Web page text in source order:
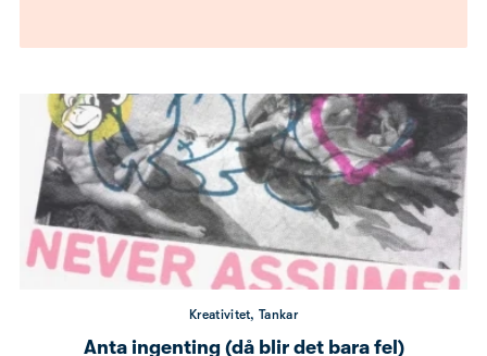
Kreativitet, Tankar
Anta ingenting (då blir det bara fel)